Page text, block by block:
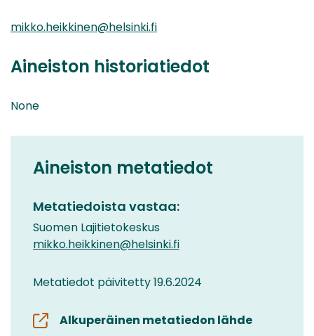
mikko.heikkinen@helsinki.fi
Aineiston historiatiedot
None
Aineiston metatiedot
Metatiedoista vastaa:
Suomen Lajitietokeskus
mikko.heikkinen@helsinki.fi
Metatiedot päivitetty 19.6.2024
Alkuperäinen metatiedon lähde